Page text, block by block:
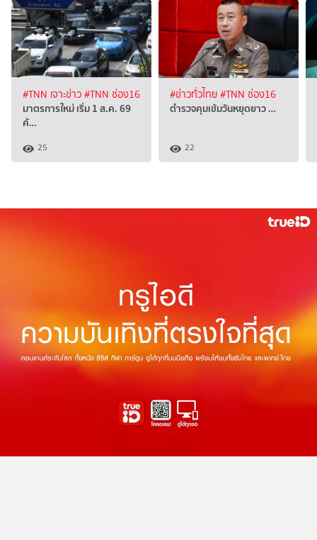
#TNN เจาะข่าว#TNN ช่อง16
มาตรการใหม่ เริ่ม 1 ส.ค. 69
ค้…
25
#ข่าวทั่วไทย#TNN ช่อง16
ตำรวจคุมเข้มวันหยุดยาว …
22